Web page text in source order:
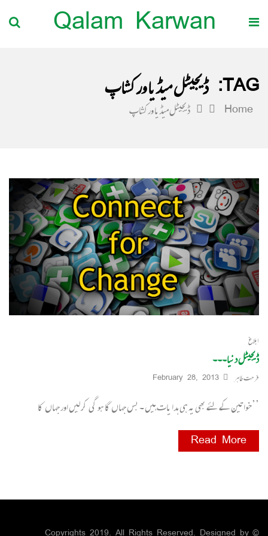
Qalam Karwan
TAG: ڈیجیٹل میڈیا ورکشاپ
Home ڈیجیٹل میڈیا ورکشاپ
ابلاغ
ڈیجیٹل دنیا۔۔۔
فرحت طاہر February 28, 2013
’’خواتین کے لئے بھی یہ ہی ہدا یات ہیں ۔ بس جہاں گا ہو گی کر لیں اور جہاں کا
Read More